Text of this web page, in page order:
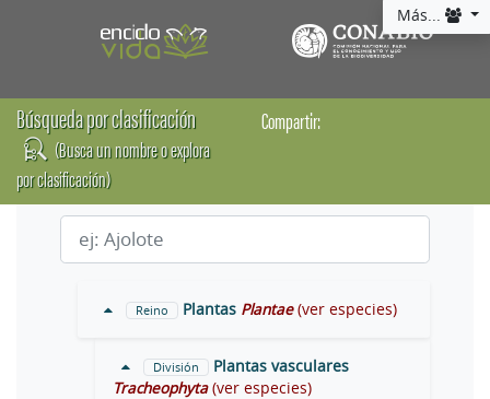
Más...
Búsqueda por clasificación
(Busca un nombre o explora
por clasificación)
Compartir:
Reino Plantas Plantae (ver especies)
División
Plantas vasculares
Tracheophyta (ver especies)